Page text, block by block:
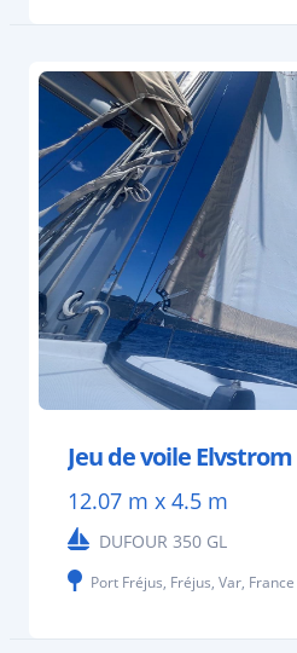
12.07 m x 4.5 m
DUFOUR 350 GL
Port Fréjus, Fréjus, Var, France